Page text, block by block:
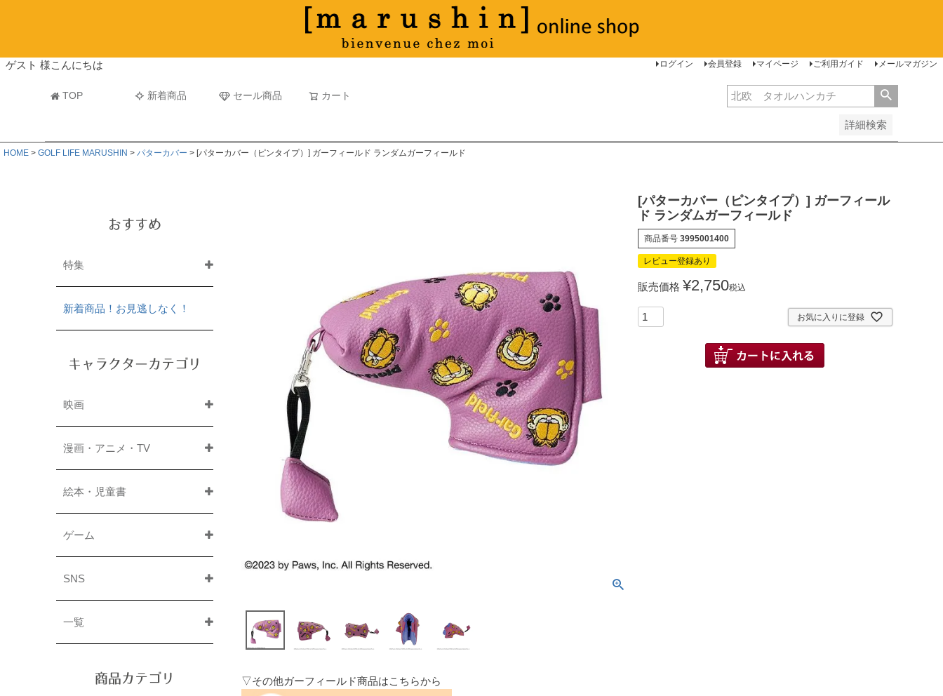
ゲスト 様こんにちは ログイン 会員登録 マイページ ご利用ガイド メールマガジン
TOP 新着商品 セール商品 カート
詳細検索
マフラータオル
並び順
新着順
古い順 価格が安い順
HOME GOLF LIFE MARUSHIN パターカバー [パターカバー（ピンタイプ）] ガーフィールド ランダムガーフィールド
おすすめ
特集
新着商品！お見逃しなく！
キャラクターカテゴリ
映画
漫画・アニメ・TV
絵本・児童書
ゲーム
SNS
一覧
商品カテゴリ
[パターカバー（ピンタイプ）] ガーフィール
ド ランダムガーフィールド
商品番号 3995001400
レビュー登録あり
販売価格 ¥2,750税込
お気に入りに登録
▽その他ガーフィールド商品はこちらから